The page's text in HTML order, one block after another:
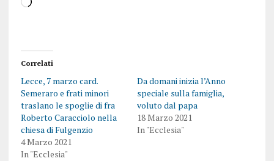
Correlati
Lecce, 7 marzo card.
Semeraro e frati minori
traslano le spoglie di fra
Roberto Caracciolo nella
chiesa di Fulgenzio
4 Marzo 2021
In "Ecclesia"
Da domani inizia l’Anno
speciale sulla famiglia,
voluto dal papa
18 Marzo 2021
In "Ecclesia"